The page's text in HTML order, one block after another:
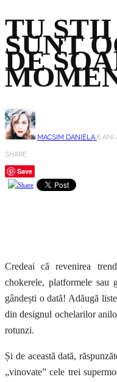
TU
SUNT
DE
MACSIM DANIELA8 ANI
SHARE
Save
Credeai că revenirea
chokerele, platformele
gândești o dată! Adăugă
din designul ochelarilor
rotunzi.
Și de această dată,
„vinovate” cele trei